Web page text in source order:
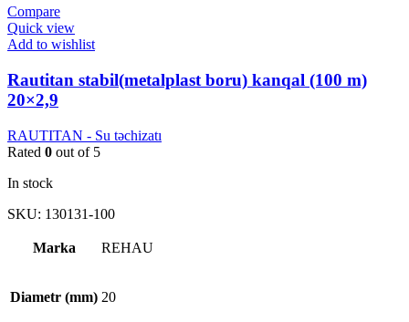
Compare
Quick view
Add to wishlist
Rautitan stabil(metalplast boru) kanqal (100 m)
20×2,9
RAUTITAN - Su təchizatı
Rated 0 out of 5
In stock
SKU: 130131-100
Marka REHAU
Diametr (mm) 20